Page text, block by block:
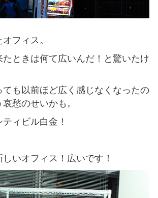
フィス。
ときは何て広いんだ！と驚いたけ
も以前ほど広く感じなくなったの
愁のせいかも。
ィビル白金！
いオフィス！広いです！